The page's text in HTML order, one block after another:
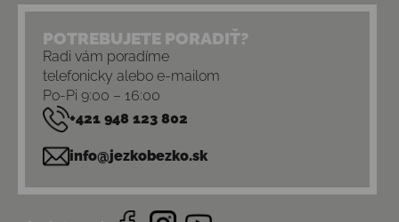
POTREBUJETE PORADIŤ?
Radi vám poradíme
telefonicky alebo e-mailom
Po-Pi 9:00 – 16:00
+421 948 123 802
info@jezkobezko.sk